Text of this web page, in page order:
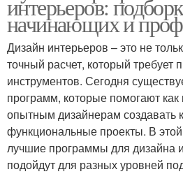
интерьеров:
начинающих и
Дизайн интерьеров – это не
точный расчет, который требует
инструментов. Сегодня
программ, которые помогают
опытным дизайнерам создавать
функциональные проекты. В
лучшие программы для дизайна
подойдут для разных уровней